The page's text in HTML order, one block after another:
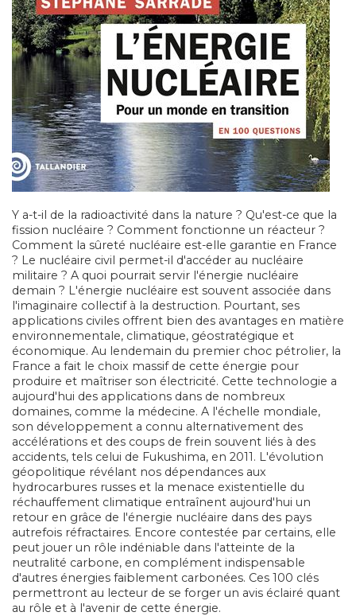
Y a-t-il de la radioactivité dans la nature ? Qu'est-ce que la
fission nucléaire ? Comment fonctionne un réacteur ?
Comment la sûreté nucléaire est-elle garantie en France
? Le nucléaire civil permet-il d'accéder au nucléaire
militaire ? A quoi pourrait servir l'énergie nucléaire
demain ? L'énergie nucléaire est souvent associée dans
l'imaginaire collectif à la destruction. Pourtant, ses
applications civiles offrent bien des avantages en matière
environnementale, climatique, géostratégique et
économique. Au lendemain du premier choc pétrolier, la
France a fait le choix massif de cette énergie pour
produire et maîtriser son électricité. Cette technologie a
aujourd'hui des applications dans de nombreux
domaines, comme la médecine. A l'échelle mondiale,
son développement a connu alternativement des
accélérations et des coups de frein souvent liés à des
accidents, tels celui de Fukushima, en 2011. L'évolution
géopolitique révélant nos dépendances aux
hydrocarbures russes et la menace existentielle du
réchauffement climatique entraînent aujourd'hui un
retour en grâce de l'énergie nucléaire dans des pays
autrefois réfractaires. Encore contestée par certains, elle
peut jouer un rôle indéniable dans l'atteinte de la
neutralité carbone, en complément indispensable
d'autres énergies faiblement carbonées. Ces 100 clés
permettront au lecteur de se forger un avis éclairé quant
au rôle et à l'avenir de cette énergie.